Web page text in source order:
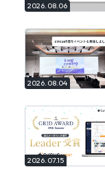
2026.08.06
2026.08.04
2026.07.15